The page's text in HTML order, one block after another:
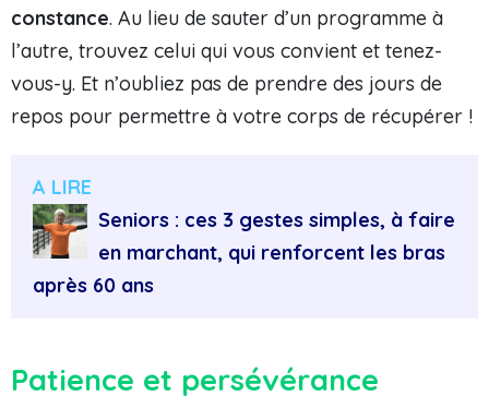
constance. Au lieu de sauter d’un programme à
l’autre, trouvez celui qui vous convient et tenez-
vous-y. Et n’oubliez pas de prendre des jours de
repos pour permettre à votre corps de récupérer !
A LIRE
Seniors : ces 3 gestes simples, à faire
en marchant, qui renforcent les bras
après 60 ans
Patience et persévérance